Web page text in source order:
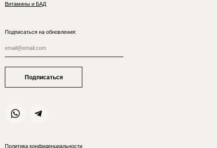
Политика конфиденциальности
Витамины и БАД
Подписаться на обновления:
Подписаться